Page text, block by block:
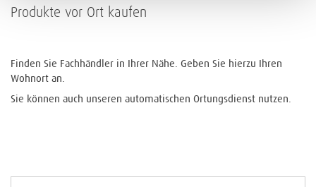
Produkte vor Ort kaufen
Finden Sie Fachhändler in Ihrer Nähe. Geben Sie hierzu Ihren
Wohnort an.
Sie können auch unseren automatischen Ortungsdienst nutzen.